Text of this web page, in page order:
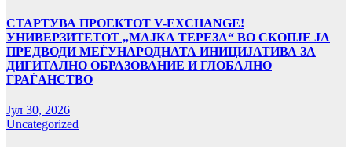
СТАРТУВА ПРОЕКТОТ V-EXCHANGE!
УНИВЕРЗИТЕТОТ „МАЈКА ТЕРЕЗА“ ВО СКОПЈЕ ЈА
ПРЕДВОДИ МЕЃУНАРОДНАТА ИНИЦИЈАТИВА ЗА
ДИГИТАЛНО ОБРАЗОВАНИЕ И ГЛОБАЛНО
ГРАЃАНСТВО
Јул 30, 2026
Uncategorized